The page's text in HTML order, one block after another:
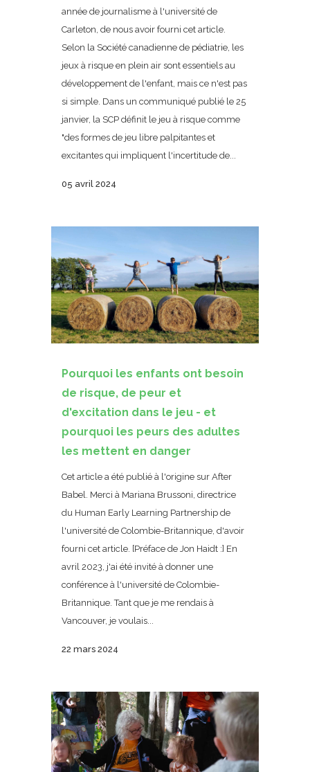
année de journalisme à l'université de
Carleton, de nous avoir fourni cet article.
Selon la Société canadienne de pédiatrie, les
jeux à risque en plein air sont essentiels au
développement de l'enfant, mais ce n'est pas
si simple. Dans un communiqué publié le 25
janvier, la SCP définit le jeu à risque comme
"des formes de jeu libre palpitantes et
excitantes qui impliquent l'incertitude de...
05 avril 2024
Pourquoi les enfants ont besoin
de risque, de peur et
d'excitation dans le jeu - et
pourquoi les peurs des adultes
les mettent en danger
Cet article a été publié à l'origine sur After
Babel. Merci à Mariana Brussoni, directrice
du Human Early Learning Partnership de
l'université de Colombie-Britannique, d'avoir
fourni cet article. [Préface de Jon Haidt :] En
avril 2023, j'ai été invité à donner une
conférence à l'université de Colombie-
Britannique. Tant que je me rendais à
Vancouver, je voulais...
22 mars 2024